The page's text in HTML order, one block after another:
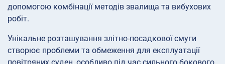
допомогою комбінації методів звалища та вибухових
робіт.
Унікальне розташування злітно-посадкової смуги
створює проблеми та обмеження для експлуатації